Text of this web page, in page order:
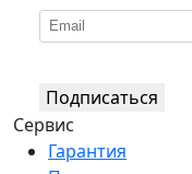
Подписаться
Сервис
Гарантия